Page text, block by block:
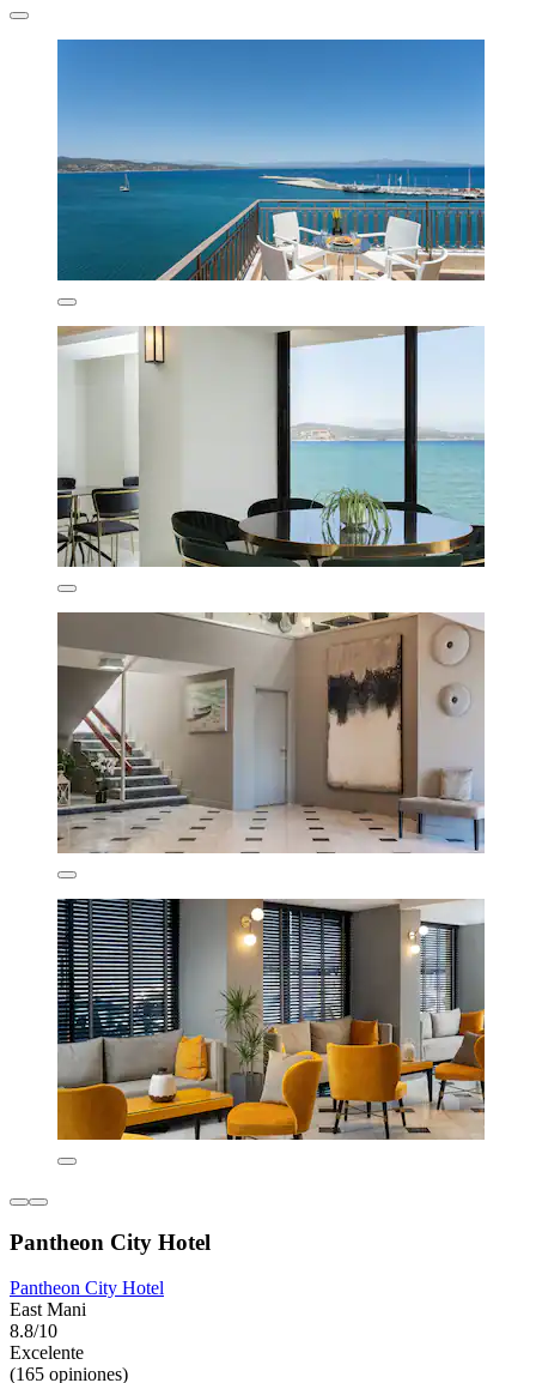
Pantheon City Hotel
Pantheon City Hotel
East Mani
8.8/10
Excelente
(165 opiniones)